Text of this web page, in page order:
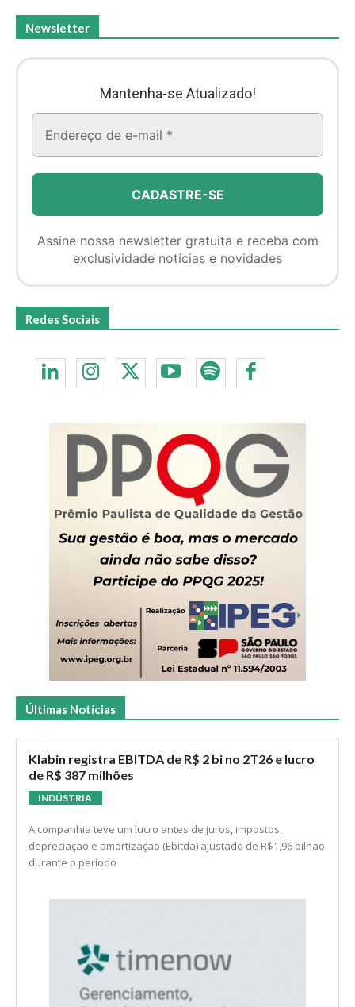
Newsletter
Mantenha-se Atualizado!
Assine nossa newsletter gratuita e receba com
exclusividade notícias e novidades
Redes Sociais
Últimas Notícias
Klabin registra EBITDA de R$ 2 bi no 2T26 e lucro
de R$ 387 milhões
INDÚSTRIA
A companhia teve um lucro antes de juros, impostos,
depreciação e amortização (Ebitda) ajustado de R$1,96 bilhão
durante o período